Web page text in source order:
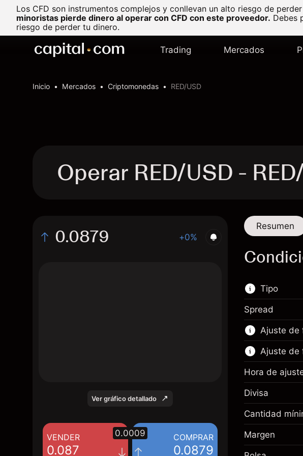
Los CFD son instrumentos complejos y conllevan un alto riesgo de
minoristas pierde dinero al operar con CFD con este proveedor. Debes
riesgo de perder tu dinero.
Trading Mercados
Inicio Mercados Criptomonedas RED/USD
Operar RED/USD -
0.0879 +0%
Ver gráfico detallado
VENDER
0.087
COMPRAR
0.0879
0.0009
Resumen
Tipo
Este
hacer
Obtén
CFD
Spread
Ajuste de
Ajuste
Ajuste de
Hora de
Divisa
Cantidad
Margen